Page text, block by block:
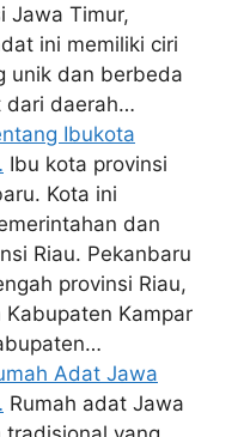
Jawa Timur,
ini memiliki ciri
unik dan berbeda
dari daerah…
Ibukota
Ibu kota provinsi
Kota ini
dan
Riau. Pekanbaru
provinsi Riau,
Kampar
Adat Jawa
Rumah adat Jawa